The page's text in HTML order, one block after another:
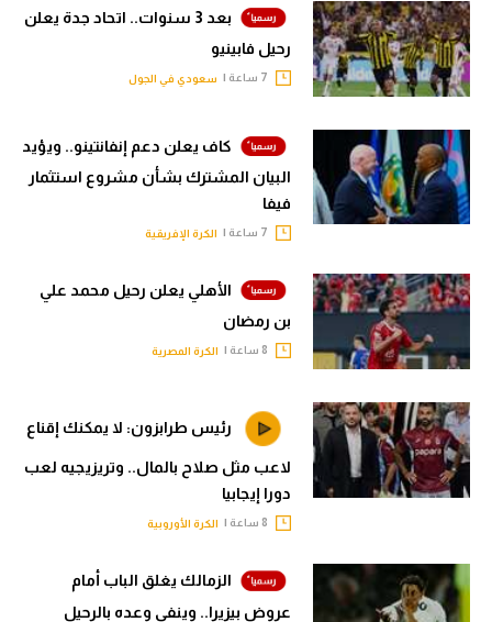
بعد 3 سنوات.. اتحاد جدة يعلن
رحيل فابينيو
سعودي في الجول
كاف يعلن دعم إنفانتينو.. ويؤيد
البيان المشترك بشأن مشروع استثمار
فيفا
الكرة الإفريقية
الأهلي يعلن رحيل محمد علي
بن رمضان
الكرة المصرية
رئيس طرابزون: لا يمكنك إقناع
لاعب مثل صلاح بالمال.. وتريزيجيه لعب
دورا إيجابيا
الكرة الأوروبية
الزمالك يغلق الباب أمام
عروض بيزيرا.. وينفي وعده بالرحيل